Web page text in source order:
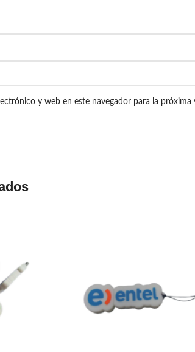
y web en este navegador para la próxima